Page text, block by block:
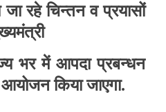
रहे चिन्तन व प्रयासों
भर में आपदा प्रबन्धन
किया जाएगा.